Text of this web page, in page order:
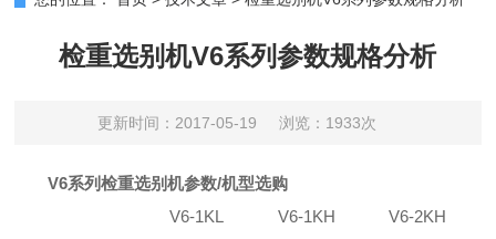
检重选别机V6系列参数规格分析
更新时间：2017-05-19 浏览：1933次
V6系列检重选别机参数/机型选购
V6-1KL
V6-1KH
V6-2KH